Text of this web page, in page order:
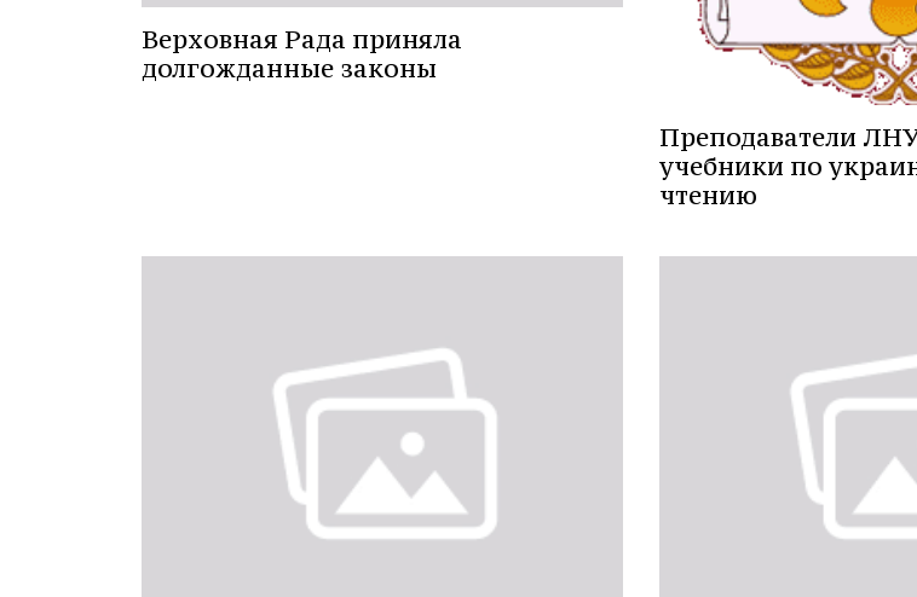
Верховная Рада приняла
долгожданные законы
Преподаватели
учебники по
чтению